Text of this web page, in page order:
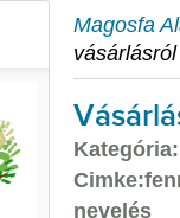
Magosfa
vásárlásról
Cimke:
nevelés